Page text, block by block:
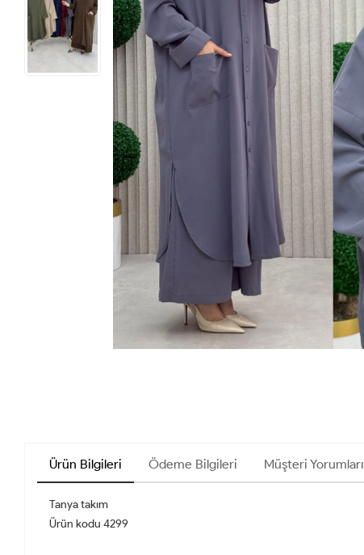
Ürün Bilgileri Ödeme Bilgileri Müşteri Yorumları
Tanya takım
Ürün kodu 4299